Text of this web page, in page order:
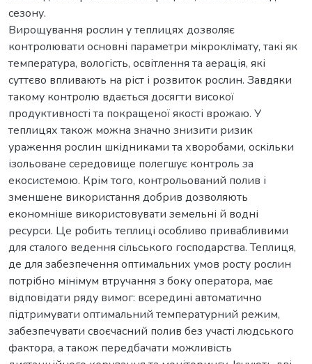
сезону.
Вирощування рослин у теплицях дозволяє
контролювати основні параметри мікроклімату, такі як
температура, вологість, освітлення та аерація, які
суттєво впливають на ріст і розвиток рослин. Завдяки
такому контролю вдається досягти високої
продуктивності та покращеної якості врожаю. У
теплицях також можна значно знизити ризик
ураження рослин шкідниками та хворобами, оскільки
ізольоване середовище полегшує контроль за
екосистемою. Крім того, контрольований полив і
зменшене використання добрив дозволяють
економніше використовувати земельні й водні
ресурси. Це робить теплиці особливо привабливими
для сталого ведення сільського господарства. Теплиця,
де для забезпечення оптимальних умов росту рослин
потрібно мінімум втручання з боку оператора, має
відповідати ряду вимог: всередині автоматично
підтримувати оптимальний температурний режим,
забезпечувати своєчасний полив без участі людського
фактора, а також передбачати можливість